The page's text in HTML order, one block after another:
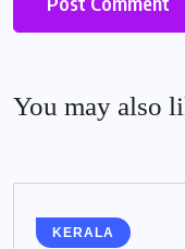
You may also
KERALA